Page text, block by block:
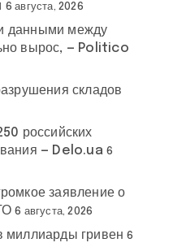
6 августа, 2026
данными между
вырос, — Politico
складов
российских
— Delo.ua 6
заявление о
6 августа, 2026
миллиарды гривен 6